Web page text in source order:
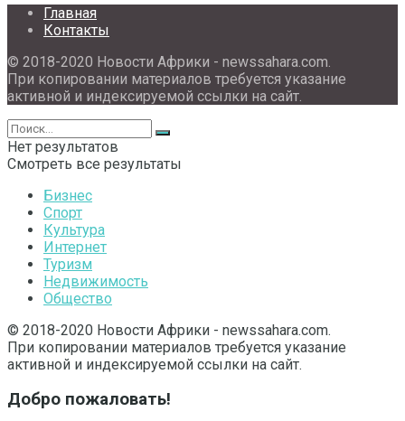
Главная
Контакты
© 2018-2020 Новости Африки - newssahara.com.
При копировании материалов требуется указание
активной и индексируемой ссылки на сайт.
Нет результатов
Смотреть все результаты
Бизнес
Спорт
Культура
Интернет
Туризм
Недвижимость
Общество
© 2018-2020 Новости Африки - newssahara.com.
При копировании материалов требуется указание
активной и индексируемой ссылки на сайт.
Добро пожаловать!